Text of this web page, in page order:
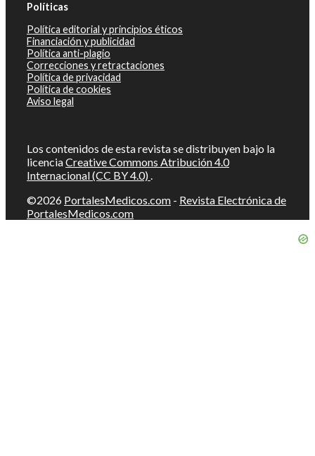
Políticas
Política editorial y principios éticos
Financiación y publicidad
Política anti-plagio
Correcciones y retractaciones
Política de privacidad
Política de cookies
Aviso legal
Los contenidos de esta revista se distribuyen bajo la
licenciaCreative Commons Atribución 4.0
Internacional (CC BY 4.0) .
©2026 PortalesMedicos.com - Revista Electrónica de
PortalesMedicos.com